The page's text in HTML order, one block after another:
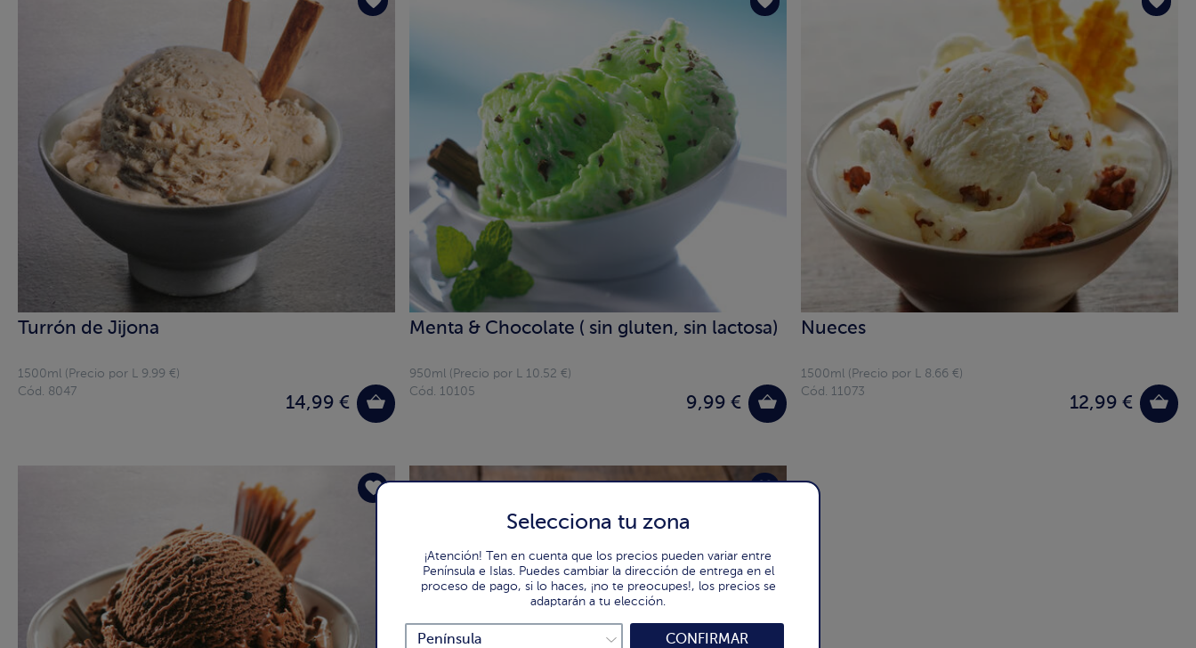
Turrón de Jijona
1500ml (Precio por L 9.99 €)
14,99 €
Cód. 8047
Menta & Chocolate ( sin gluten, sin lactosa)
950ml (Precio por L 10.52 €)
9,99 €
Cód. 10105
Nueces
1500ml (Precio por L 8.66 €)
12,99 €
Cód. 11073
Selecciona tu zona
¡Atención! Ten en cuenta que los precios pueden variar entre
Península e Islas. Puedes cambiar la dirección de entrega en el
proceso de pago, si lo haces, ¡no te preocupes!, los precios se
adaptarán a tu elección.
CONFIRMAR